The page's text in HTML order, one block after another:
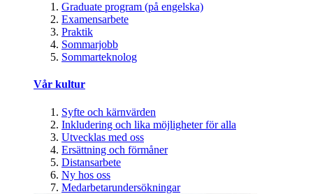
Graduate program (på engelska)
Examensarbete
Praktik
Sommarjobb
Sommarteknolog
Vår kultur
Syfte och kärnvärden
Inkludering och lika möjligheter för alla
Utvecklas med oss
Ersättning och förmåner
Distansarbete
Ny hos oss
Medarbetarundersökningar